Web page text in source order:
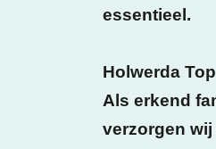
essentieel.
Holwerda
Als erkend
verzorgen